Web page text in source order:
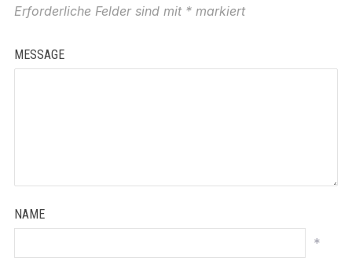
Erforderliche Felder sind mit *markiert
MESSAGE
NAME
*